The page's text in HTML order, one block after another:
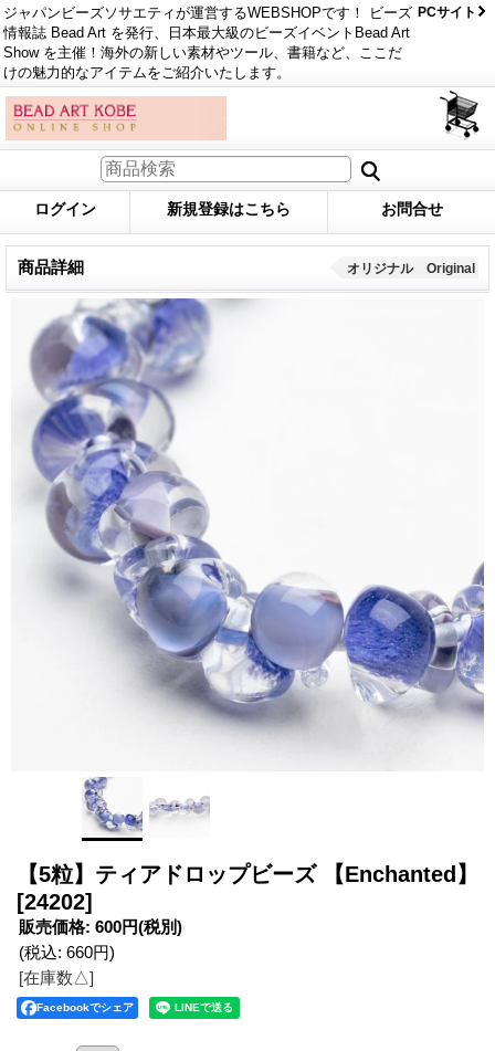
ジャパンビーズソサエティが運営するWEBSHOPです！ ビーズ
情報誌 Bead Art を発行、日本最大級のビーズイベントBead Art
Show を主催！海外の新しい素材やツール、書籍など、ここだ
けの魅力的なアイテムをご紹介いたします。
PCサイト
ログイン 新規登録はこちら お問合せ
商品詳細 オリジナル Original
【5粒】ティアドロップビーズ 【Enchanted】
[24202]
販売価格: 600円(税別)
(税込: 660円)
[在庫数△]
Facebookでシェア